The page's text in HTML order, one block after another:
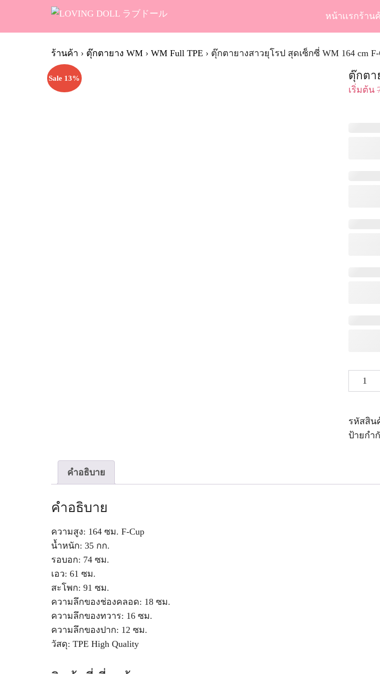
content
หน้าเเรกร้าน
for:
ร้านค้า › ตุ๊กตายาง WM › WM Full TPE › ตุ๊กตายางสาวยุโรป สุดเซ็กซี่ WM 164 cm F-
Sale 13% ตุ๊กตา
เริ่มต้น
จำนวน
ตุ๊กตา
ยุโรป
สุด
รหัสสิน
ป้ายกำ
คำอธิบาย
คำอธิบาย
ความสูง: 164 ซม. F-Cup
น้ำหนัก: 35 กก.
รอบอก: 74 ซม.
เอว: 61 ซม.
สะโพก: 91 ซม.
ความลึกของช่องคลอด: 18 ซม.
ความลึกของทวาร: 16 ซม.
ความลึกของปาก: 12 ซม.
วัสดุ: TPE High Quality